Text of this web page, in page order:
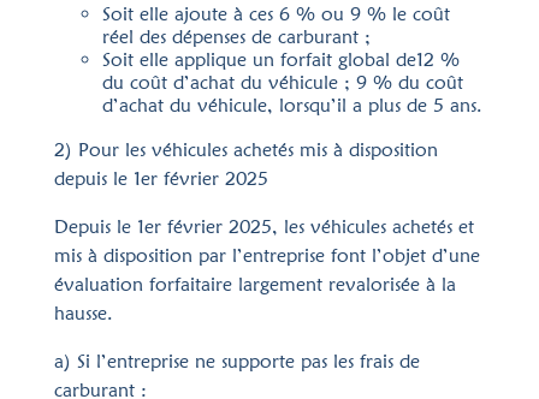
Soit elle ajoute à ces 6 % ou 9 % le coût
réel des dépenses de carburant ;
Soit elle applique un forfait global de12 %
du coût d’achat du véhicule ; 9 % du coût
d’achat du véhicule, lorsqu’il a plus de 5 ans.
2) Pour les véhicules achetés mis à disposition
depuis le 1er février 2025
Depuis le 1er février 2025, les véhicules achetés et
mis à disposition par l’entreprise font l’objet d’une
évaluation forfaitaire largement revalorisée à la
hausse.
a) Si l’entreprise ne supporte pas les frais de
carburant :